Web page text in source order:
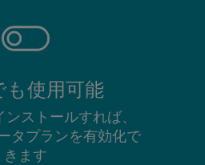
も使用可能
ストールすれば、
タプランを有効化で
きます